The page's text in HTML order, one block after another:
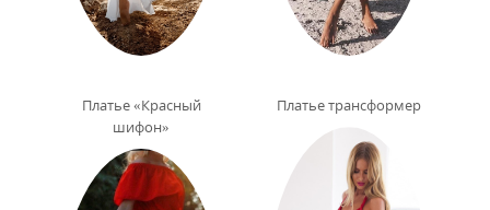
Платье «Красный
шифон»
Платье трансформер